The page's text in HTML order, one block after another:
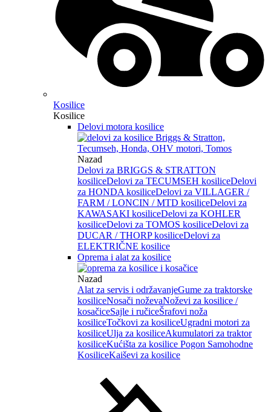
Kosilice
Kosilice
Delovi motora kosilice
Nazad
Delovi za BRIGGS & STRATTON
kosiliceDelovi za TECUMSEH kosiliceDelovi
za HONDA kosiliceDelovi za VILLAGER /
FARM / LONCIN / MTD kosiliceDelovi za
KAWASAKI kosiliceDelovi za KOHLER
kosiliceDelovi za TOMOS kosiliceDelovi za
DUCAR / THORP kosiliceDelovi za
ELEKTRIČNE kosilice
Oprema i alat za kosilice
Nazad
Alat za servis i održavanjeGume za traktorske
kosiliceNosači noževaNoževi za kosilice /
kosačiceSajle i ručiceŠrafovi noža
kosiliceTočkovi za kosiliceUgradni motori za
kosiliceUlja za kosiliceAkumulatori za traktor
kosiliceKućišta za kosilice Pogon Samohodne
KosiliceKaiševi za kosilice